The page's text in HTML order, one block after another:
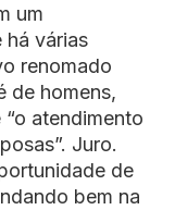
um
há várias
renomado
de homens,
atendimento
Juro.
de
bem na